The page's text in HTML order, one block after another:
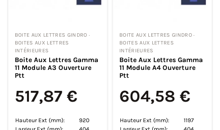
BOITE AUX LETTRES GINDRO ·
BOITES AUX LETTRES
INTÉRIEURES
Boite Aux Lettres Gamma
11 Module A3 Ouverture
Ptt
517,87 €
Hauteur Ext (mm):
920
BOITE AUX LETTRES GINDRO ·
BOITES AUX LETTRES
INTÉRIEURES
Boite Aux Lettres Gamma
11 Module A4 Ouverture
Ptt
604,58 €
Hauteur Ext (mm):
1197